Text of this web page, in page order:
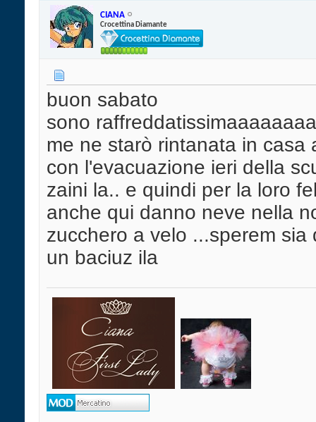
CIANA
Crocettina Diamante
buon sabato
sono
me ne starò rintanata in
con l'evacuazione ieri della
zaini la.. e quindi per la loro
anche qui danno neve nella
zucchero a velo ...sperem sia
un baciuz ila